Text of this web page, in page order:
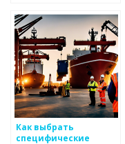
условиях кризиса
Как выбрать
специфические